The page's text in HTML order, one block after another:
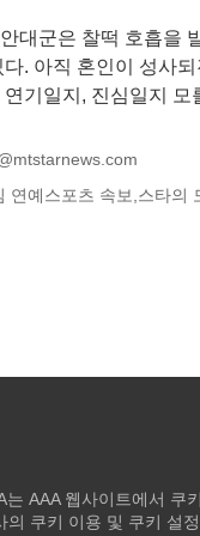
대군은 찰떡 호흡을
. 아직 혼인이 성사
기일지, 진심일지
연예스포츠 속보,스타의
는 AAA 웹사이트에서 쿠
의 쿠키 이용 및 쿠키 설